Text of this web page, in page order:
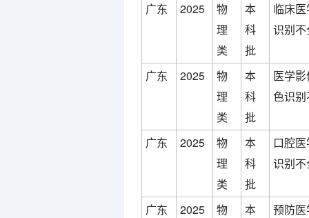
广东 2025
物
理
类
本
科
批
临床
识别
广东 2025
物
理
类
本
科
批
医学
色识
广东 2025
物
理
类
本
科
批
口腔
识别
广东 2025
物
本
预防